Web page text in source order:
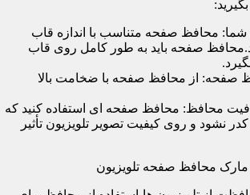
شما: محافظ صفحه متناسب با اندازه قاب
صفحه باید به طور کامل روی قاب
از محافظ صفحه با ضخامت بالا
محافظ: محافظ صفحه ای استفاده کنید که
نشود و روی کیفیت تصویر تلویزیون تأثیر
مارک محافظ صفحه تلویزیون